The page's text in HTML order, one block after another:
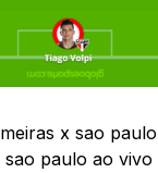
x sao
paulo ao vivo